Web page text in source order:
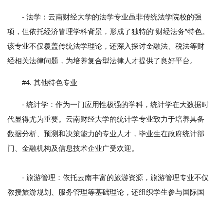
- 法学：云南财经大学的法学专业虽非传统法学院校的强
项，但依托经济管理学科背景，形成了独特的“财经法务”特色。
该专业不仅覆盖传统法学理论，还深入探讨金融法、税法等财
经相关法律问题，为培养复合型法律人才提供了良好平台。
#4. 其他特色专业
- 统计学：作为一门应用性极强的学科，统计学在大数据时
代显得尤为重要。云南财经大学的统计学专业致力于培养具备
数据分析、预测和决策能力的专业人才，毕业生在政府统计部
门、金融机构及信息技术企业广受欢迎。
- 旅游管理：依托云南丰富的旅游资源，旅游管理专业不仅
教授旅游规划、服务管理等基础理论，还组织学生参与国际国